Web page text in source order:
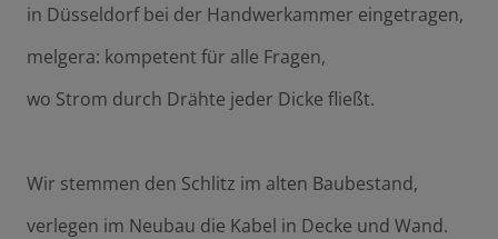
in Düsseldorf bei der Handwerkammer eingetragen,
melgera: kompetent für alle Fragen,
wo Strom durch Drähte jeder Dicke fließt.
Wir stemmen den Schlitz im alten Baubestand,
verlegen im Neubau die Kabel in Decke und Wand.